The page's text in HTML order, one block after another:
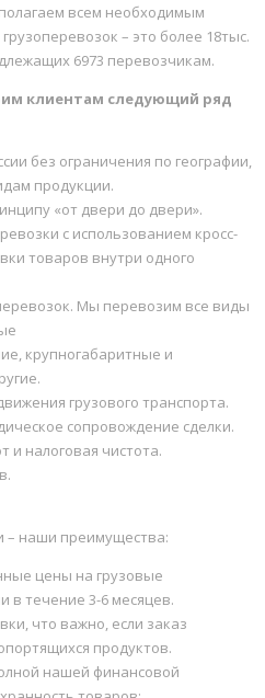
всем необходимым
– это более 18тыс.
6973 перевозчикам.
клиентам следующий ряд
без ограничения по географии,
продукции.
«от двери до двери».
с использованием кросс-
товаров внутри одного
Мы перевозим все виды
крупногабаритные и
грузового транспорта.
сопровождение сделки.
и налоговая чистота.
– наши преимущества:
цены на грузовые
в течение 3-6 месяцев.
что важно, если заказ
продуктов.
нашей финансовой